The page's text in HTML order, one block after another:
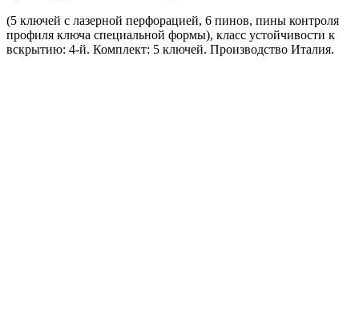
(5 ключей с лазерной перфорацией, 6 пинов, пины контроля
профиля ключа специальной формы), класс устойчивости к
вскрытию: 4-й. Комплект: 5 ключей. Производство Италия.